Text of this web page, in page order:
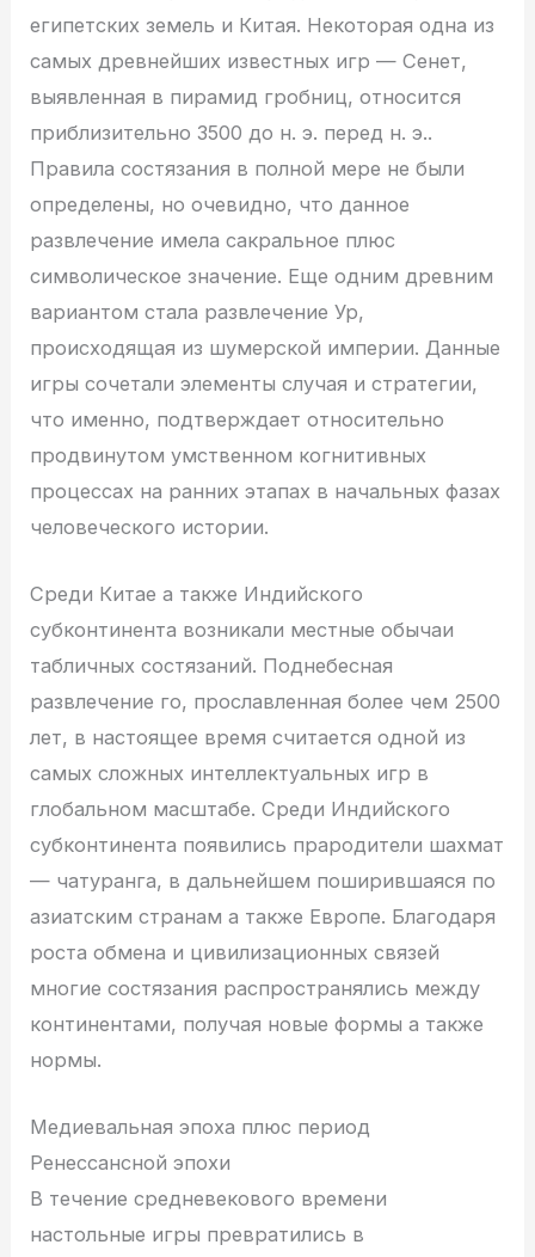
египетских земель и Китая. Некоторая одна из
самых древнейших известных игр — Сенет,
выявленная в пирамид гробниц, относится
приблизительно 3500 до н. э. перед н. э..
Правила состязания в полной мере не были
определены, но очевидно, что данное
развлечение имела сакральное плюс
символическое значение. Еще одним древним
вариантом стала развлечение Ур,
происходящая из шумерской империи. Данные
игры сочетали элементы случая и стратегии,
что именно, подтверждает относительно
продвинутом умственном когнитивных
процессах на ранних этапах в начальных фазах
человеческого истории.
Среди Китае а также Индийского
субконтинента возникали местные обычаи
табличных состязаний. Поднебесная
развлечение го, прославленная более чем 2500
лет, в настоящее время считается одной из
самых сложных интеллектуальных игр в
глобальном масштабе. Среди Индийского
субконтинента появились прародители шахмат
— чатуранга, в дальнейшем поширившаяся по
азиатским странам а также Европе. Благодаря
роста обмена и цивилизационных связей
многие состязания распространялись между
континентами, получая новые формы а также
нормы.
Медиевальная эпоха плюс период
Ренессансной эпохи
В течение средневекового времени
настольные игры превратились в